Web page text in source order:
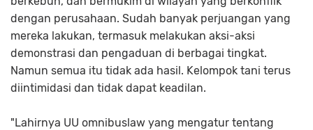
dengan perusahaan. Sudah banyak perjuangan yang
mereka lakukan, termasuk melakukan aksi-aksi
demonstrasi dan pengaduan di berbagai tingkat.
Namun semua itu tidak ada hasil. Kelompok tani terus
diintimidasi dan tidak dapat keadilan.
"Lahirnya UU omnibuslaw yang mengatur tentang